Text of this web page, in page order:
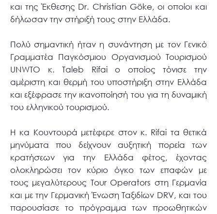
και της Έκθεσης Dr. Christian Göke, οι οποίοι και
δήλωσαν την στήριξή τους στην Ελλάδα.
Πολύ σημαντική ήταν η συνάντηση με τον Γενικό
Γραμματέα Παγκόσμιου Οργανισμού Τουρισμού
UNWTO κ. Taleb Rifai ο οποίος τόνισε την
αμέριστη και θερμή του υποστήριξη στην Ελλάδα
και εξέφρασε την ικανοποίησή του για τη δυναμική
του ελληνικού τουρισμού.
Η κα Κουντουρά μετέφερε στον κ. Rifai τα θετικά
μηνύματα που δείχνουν αυξητική πορεία των
κρατήσεων για την Ελλάδα φέτος, έχοντας
ολοκληρώσει τον κύριο όγκο των επαφών με
τους μεγαλύτερους Tour Operators στη Γερμανία
και με την Γερμανική Ένωση Ταξιδίων DRV, και του
παρουσίασε το πρόγραμμα των προωθητικών